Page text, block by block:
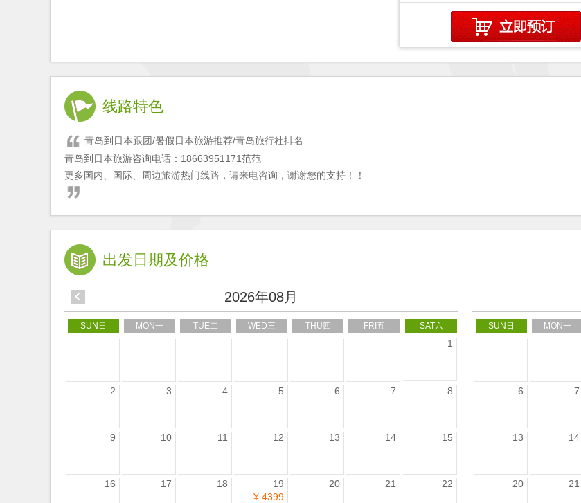
线路特色
青岛到日本跟团/暑假日本旅游推荐/青岛旅行社排名
青岛到日本旅游咨询电话：18663951171范范
更多国内、国际、周边旅游热门线路，请来电咨询，谢谢您的支持！！
出发日期及价格
2026年08月
SUN日 MON一 TUE二 WED三 THU四 FRI五 SAT六
1
2 3 4 5 6 7 8
9 10 11 12 13 14 15
16 17 18
19
¥ 4399
20 21 22
SUN日 MON一
6 7
13 14
20 21